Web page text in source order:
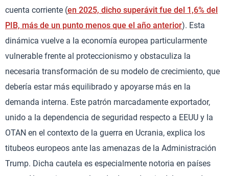
cuenta corriente (en 2025, dicho superávit fue del 1,6% del
PIB, más de un punto menos que el año anterior). Esta
dinámica vuelve a la economía europea particularmente
vulnerable frente al proteccionismo y obstaculiza la
necesaria transformación de su modelo de crecimiento, que
debería estar más equilibrado y apoyarse más en la
demanda interna. Este patrón marcadamente exportador,
unido a la dependencia de seguridad respecto a EEUU y la
OTAN en el contexto de la guerra en Ucrania, explica los
titubeos europeos ante las amenazas de la Administración
Trump. Dicha cautela es especialmente notoria en países